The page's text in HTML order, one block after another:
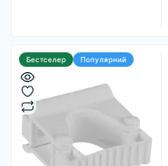
Бестселер Популярний